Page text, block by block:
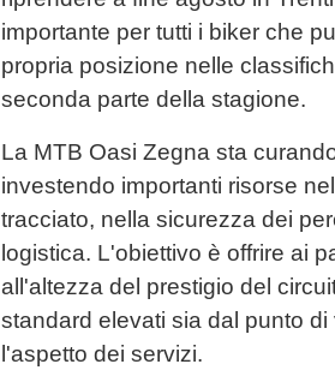
importante per tutti i biker che
propria posizione nelle
seconda parte della stagione.
La MTB Oasi Zegna sta
investendo importanti risorse
tracciato, nella sicurezza dei
logistica. L'obiettivo è offrire ai
all'altezza del prestigio del
standard elevati sia dal punto
l'aspetto dei servizi.